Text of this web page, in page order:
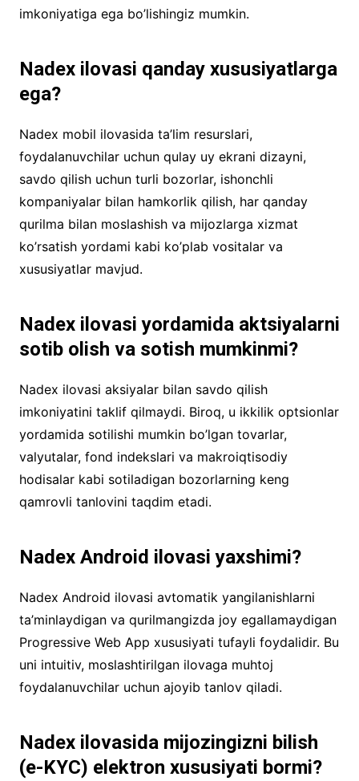
imkoniyatiga ega bo’lishingiz mumkin.
Nadex ilovasi qanday xususiyatlarga
ega?
Nadex mobil ilovasida ta’lim resurslari,
foydalanuvchilar uchun qulay uy ekrani dizayni,
savdo qilish uchun turli bozorlar, ishonchli
kompaniyalar bilan hamkorlik qilish, har qanday
qurilma bilan moslashish va mijozlarga xizmat
ko’rsatish yordami kabi ko’plab vositalar va
xususiyatlar mavjud.
Nadex ilovasi yordamida aktsiyalarni
sotib olish va sotish mumkinmi?
Nadex ilovasi aksiyalar bilan savdo qilish
imkoniyatini taklif qilmaydi. Biroq, u ikkilik optsionlar
yordamida sotilishi mumkin bo’lgan tovarlar,
valyutalar, fond indekslari va makroiqtisodiy
hodisalar kabi sotiladigan bozorlarning keng
qamrovli tanlovini taqdim etadi.
Nadex Android ilovasi yaxshimi?
Nadex Android ilovasi avtomatik yangilanishlarni
ta’minlaydigan va qurilmangizda joy egallamaydigan
Progressive Web App xususiyati tufayli foydalidir. Bu
uni intuitiv, moslashtirilgan ilovaga muhtoj
foydalanuvchilar uchun ajoyib tanlov qiladi.
Nadex ilovasida mijozingizni bilish
(e-KYC) elektron xususiyati bormi?